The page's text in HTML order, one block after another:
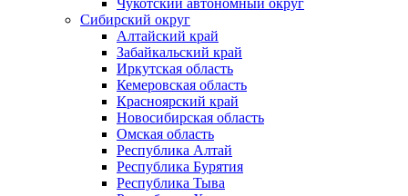
Чукотский автономный округ
Сибирский округ
Алтайский край
Забайкальский край
Иркутская область
Кемеровская область
Красноярский край
Новосибирская область
Омская область
Республика Алтай
Республика Бурятия
Республика Тыва